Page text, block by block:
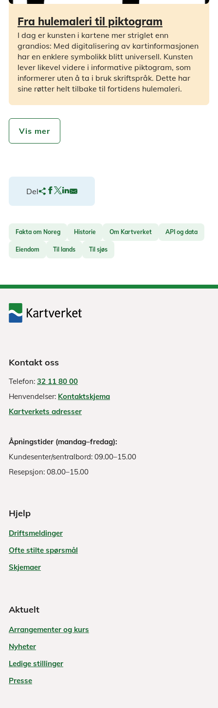
Fra hulemaleri til piktogram
I dag er kunsten i kartene mer striglet enn
grandios: Med digitalisering av kartinformasjonen
har en enklere symbolikk blitt universell. Kunsten
lever likevel videre i informative piktogram, som
informerer uten å ta i bruk skriftspråk. Dette har
sine røtter helt tilbake til fortidens hulemaleri.
Vis mer
Del
Fakta om Noreg Historie Om Kartverket API og data
Eiendom Til lands Til sjøs
Kontakt oss
Telefon: 32 11 80 00
Henvendelser: Kontaktskjema
Kartverkets adresser
Åpningstider (mandag–fredag):
Kundesenter/sentralbord: 09.00–15.00
Resepsjon: 08.00–15.00
Hjelp
Driftsmeldinger
Ofte stilte spørsmål
Skjemaer
Aktuelt
Arrangementer og kurs
Nyheter
Ledige stillinger
Presse